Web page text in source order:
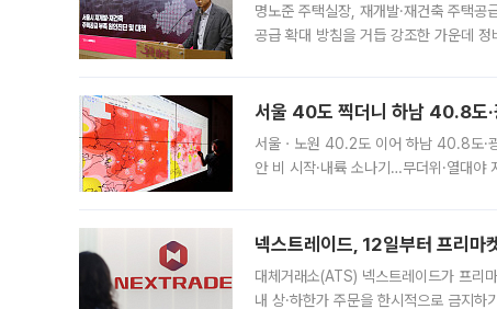
명노준 주택실장, 재개발·재건축 주택
공급 확대 방침을 거듭 강조한 가운데
서울 40도 찍더니 하남 40.8
서울ㆍ노원 40.2도 이어 하남 40.8도·
안 비 시작·내륙 소나기…무더위·열대
넥스트레이드, 12일부터 프리마
대체거래소(ATS) 넥스트레이드가 프리
내 상·하한가 주문을 한시적으로 금지